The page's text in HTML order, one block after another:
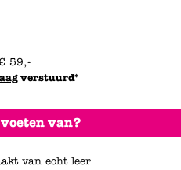
van?
van echt leer
59,-
verstuurd*